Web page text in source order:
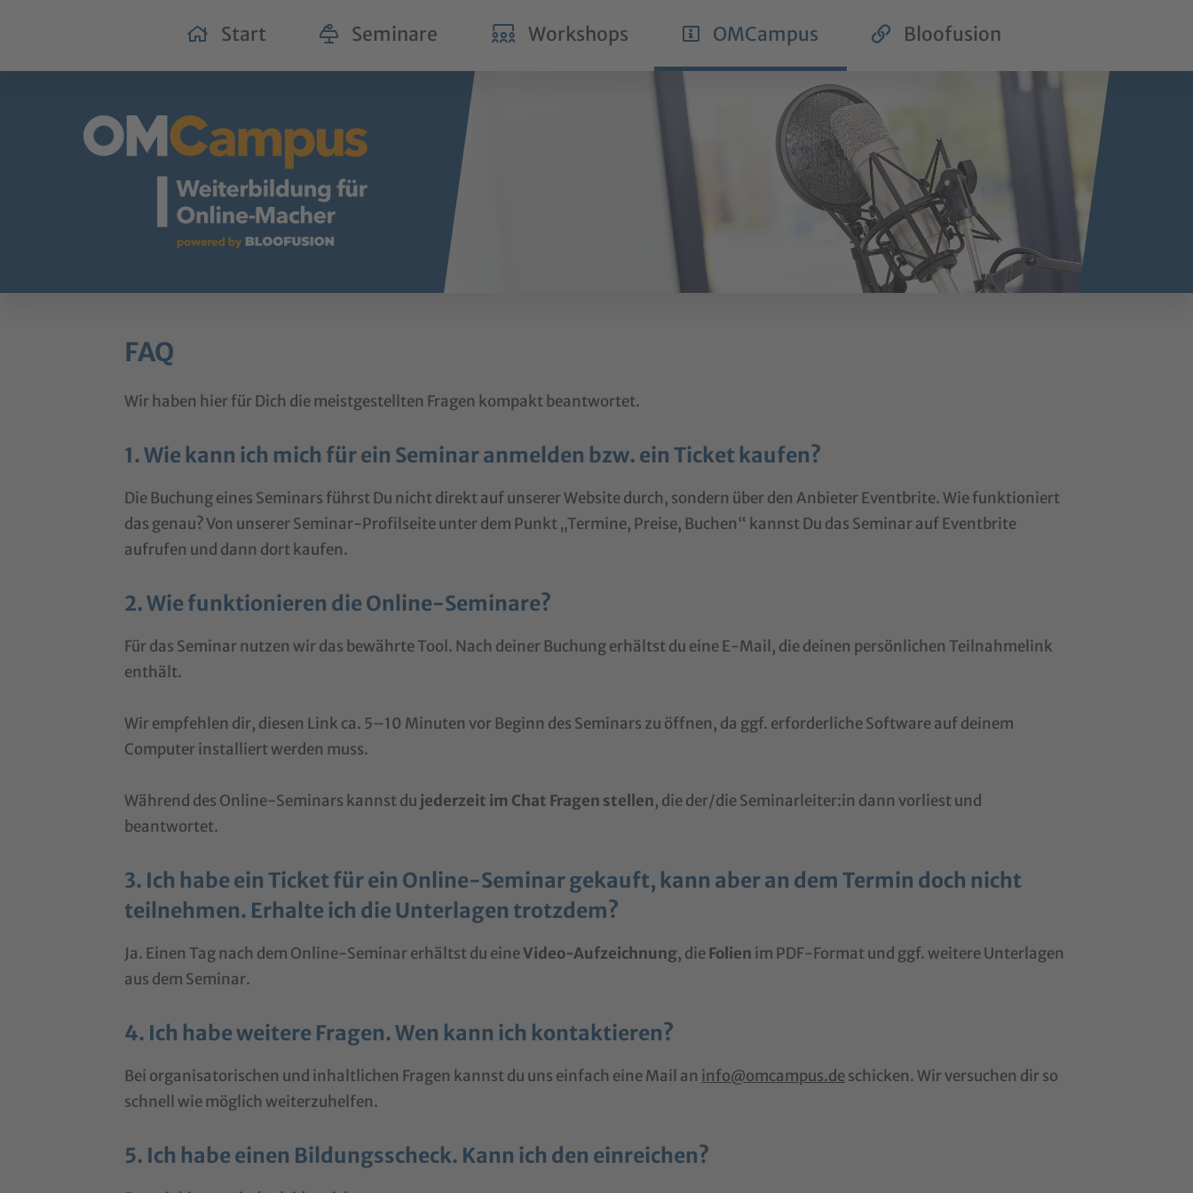
Start Seminare Workshops OMCampus Bloofusion
FAQ
Wir haben hier für Dich die meistgestellten Fragen kompakt beantwortet.
1. Wie kann ich mich für ein Seminar anmelden bzw. ein Ticket kaufen?
Die Buchung eines Seminars führst Du nicht direkt auf unserer Website durch, sondern über den Anbieter Eventbrite. Wie funktioniert
das genau? Von unserer Seminar-Profilseite unter dem Punkt „Termine, Preise, Buchen“ kannst Du das Seminar auf Eventbrite
aufrufen und dann dort kaufen.
2. Wie funktionieren die Online-Seminare?
Für das Seminar nutzen wir das bewährte Tool. Nach deiner Buchung erhältst du eine E-Mail, die deinen persönlichen Teilnahmelink
enthält.
Wir empfehlen dir, diesen Link ca. 5–10 Minuten vor Beginn des Seminars zu öffnen, da ggf. erforderliche Software auf deinem
Computer installiert werden muss.
Während des Online-Seminars kannst du jederzeit im Chat Fragen stellen, die der/die Seminarleiter:in dann vorliest und
beantwortet.
3. Ich habe ein Ticket für ein Online-Seminar gekauft, kann aber an dem Termin doch nicht
teilnehmen. Erhalte ich die Unterlagen trotzdem?
Ja. Einen Tag nach dem Online-Seminar erhältst du eineVideo-Aufzeichnung, dieFolien im PDF-Format und ggf. weitere Unterlagen
aus dem Seminar.
4. Ich habe weitere Fragen. Wen kann ich kontaktieren?
Bei organisatorischen und inhaltlichen Fragen kannst du uns einfach eine Mail an info@omcampus.deschicken. Wir versuchen dir so
schnell wie möglich weiterzuhelfen.
5. Ich habe einen Bildungsscheck. Kann ich den einreichen?